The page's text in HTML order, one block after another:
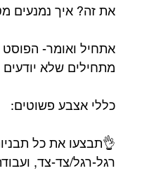
את זה? איך נמנעים
אתחיל ואומר- הפוסט
מתחילים שלא יודעים
כללי אצבע פשוטים:⁣
👌תבצעו את כל
רגל-רגל/צד-צד,